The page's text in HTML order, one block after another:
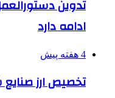
تدوین
ادامه دارد
4 هفته پیش
تخصیص ارز صنایع